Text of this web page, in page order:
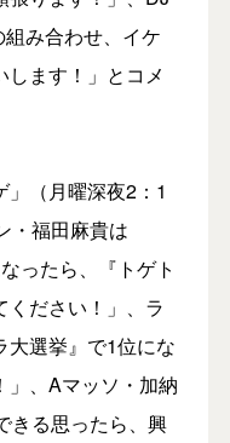
み合わせ、イケ
ます！」とコメ
（月曜深夜2：1
・福田麻貴は
ったら、『トゲト
ださい！」、ラ
大選挙』で1位にな
」、Aマッソ・加納
きる思ったら、興